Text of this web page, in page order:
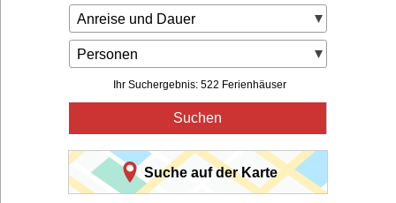
Anreise und Dauer
Personen
Ihr Suchergebnis: 522 Ferienhäuser
Suchen
Suche auf der Karte